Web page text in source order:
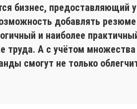
бизнес, предоставляющий
добавлять
и наиболее
труда. А с учётом
смогут не только